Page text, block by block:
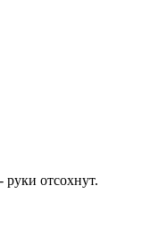
отсохнут.